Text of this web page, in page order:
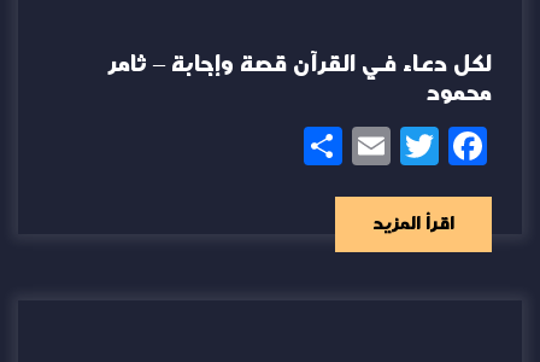
لكل دعاء في القرآن قصة وإجابة – ثامر
محمود
Facebook
Twitter
Email
اقرأ المزيد